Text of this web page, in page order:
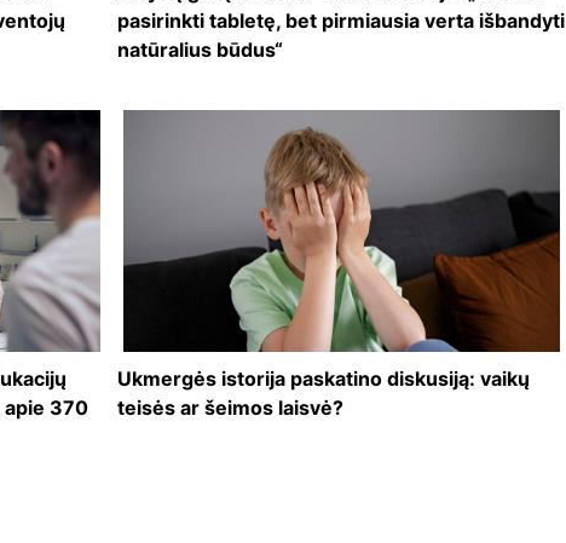
pasirinkti tabletę, bet pirmiausia verta išbandyti
natūralius būdus“
apie 370
Ukmergės istorija paskatino diskusiją: vaikų
teisės ar šeimos laisvė?